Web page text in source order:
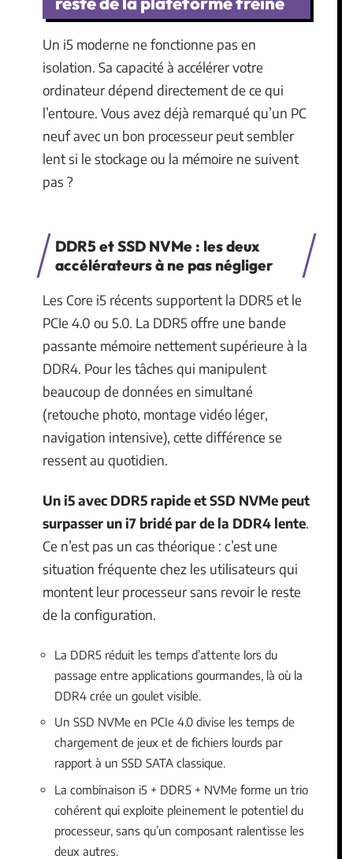
Un i5 moderne ne fonctionne pas en
isolation. Sa capacité à accélérer votre
ordinateur dépend directement de ce qui
l’entoure. Vous avez déjà remarqué qu’un PC
neuf avec un bon processeur peut sembler
lent si le stockage ou la mémoire ne suivent
pas ?
DDR5 et SSD NVMe : les deux
accélérateurs à ne pas négliger
Les Core i5 récents supportent la DDR5 et le
PCIe 4.0 ou 5.0. La DDR5 offre une bande
passante mémoire nettement supérieure à la
DDR4. Pour les tâches qui manipulent
beaucoup de données en simultané
(retouche photo, montage vidéo léger,
navigation intensive), cette différence se
ressent au quotidien.
Un i5 avec DDR5 rapide et SSD NVMe peut
surpasser un i7 bridé par de la DDR4 lente.
Ce n’est pas un cas théorique : c’est une
situation fréquente chez les utilisateurs qui
montent leur processeur sans revoir le reste
de la configuration.
La DDR5 réduit les temps d’attente lors du
passage entre applications gourmandes, là où la
DDR4 crée un goulet visible.
Un SSD NVMe en PCIe 4.0 divise les temps de
chargement de jeux et de fichiers lourds par
rapport à un SSD SATA classique.
La combinaison i5 + DDR5 + NVMe forme un trio
cohérent qui exploite pleinement le potentiel du
processeur, sans qu’un composant ralentisse les
deux autres.